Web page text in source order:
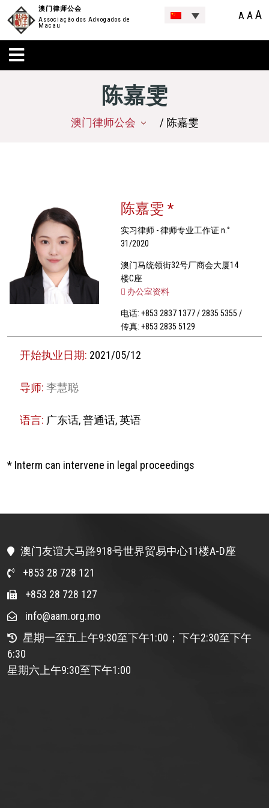
澳门律师公会
Associação dos Advogados de
Macau
A AA
陈嘉雯
澳门律师公会 / 陈嘉雯
陈嘉雯 *
实习律师 - 律师专业工作证 n.°
31/2020
澳门马统领街32号厂商会大厦14
楼C座
办公室资料
电话: +853 2837 1377 / 2835 5355 /
传真: +853 2835 5129
开始执业日期: 2021/05/12
导师:李慧聪
语言: 广东话, 普通话, 英语
* Interm can intervene in legal proceedings
澳门友谊大马路918号世界贸易中心11楼A-D座
+853 28 728 121
+853 28 728 127
info@aam.org.mo
星期一至五上午9:30至下午1:00；下午2:30至下午
6:30
星期六上午9:30至下午1:00